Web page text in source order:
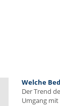
Welche
Der Trend
Umgang